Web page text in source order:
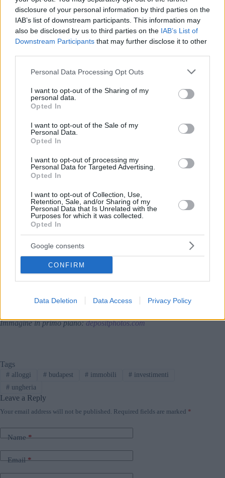
disclosure of your personal information by third parties on the
IAB’s list of downstream participants. This information may
also be disclosed by us to third parties on the IAB’s List of
Downstream Participants that may further disclose it to other
Please note that this website/app uses one or more Google
not limited to your visit or usage behaviour. You may click to
grant or deny consent to Google and its third-party tags to
use your data for below specified purposes in below Google
consent section.
Personal Data Processing Opt Outs
I want to opt-out of the Sharing of my
personal data.
Opted In
I want to opt-out of the Sale of my
Personal Data.
Opted In
I want to opt-out of processing my
Personal Data for Targeted Advertising.
Opted In
I want to opt-out of Collection, Use,
Retention, Sale, and/or Sharing of my
Personal Data that Is Unrelated with the
Purposes for which it was collected.
Opted In
Google consents
CONFIRM
Data Deletion Data Access Privacy Policy
prezzi che vanno da 783.000 HUF (1.893 euro) a 892.000
HUF (2.156 euro ) al metro quadrato Szeged è in cima anche
alla classifica delle nuove costruzioni nelle campagne con
1,14 milioni di fiorini ( 2.756 euro) al metro quadrato, mentre
esistono opzioni più convenienti in città come Szekszárd e
Békéscsaba, dove i prezzi variano tra 656.000 HUF (
euro) e 682.000 HUF (1.649 euro). I diversi prezzi e le
vario fascinoinvestitorie allo stesso modo gli acquirenti di
Foto di Szeged: depositphotos.com
Crescita senza precedenti e aumento dei prezzi: record
e medie per il mercato immobiliare ungherese nel 2024
mercato immobiliare ungherese, afferma Duna House
Immagine in primo piano:depositphotos.com
Tags
#alloggi #budapest # immobili # investimenti
#ungheria
Leave a Reply
Your email address will not be published. Required fields are marked *
Name*
Email*